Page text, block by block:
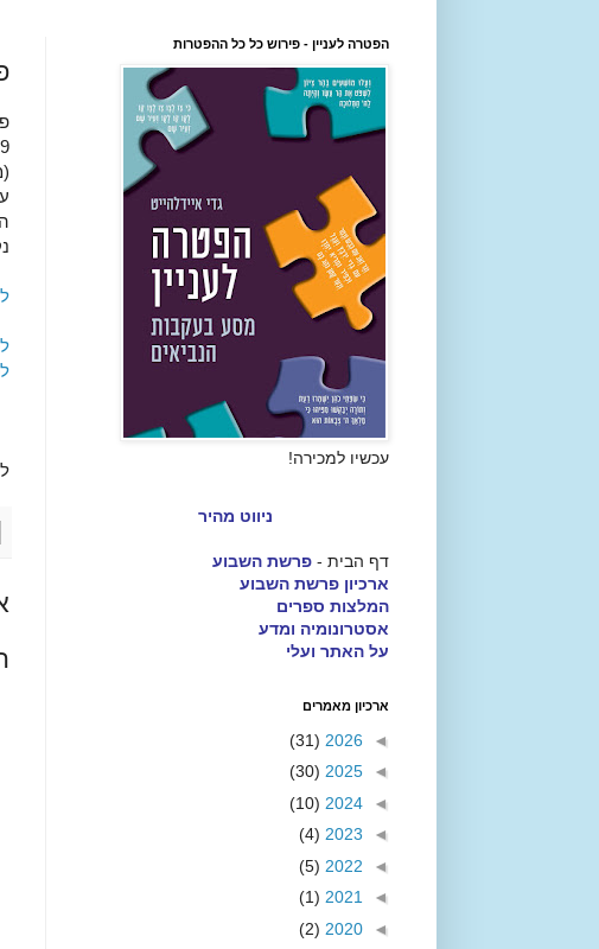
הפטרה לעניין - פירוש כל כל ההפטרות
עכשיו למכירה!
ניווט מהיר
דף הבית - פרשת השבוע
ארכיון פרשת השבוע
המלצות ספרים
אסטרונומיה ומדע
על האתר ועלי
ארכיון מאמרים
◄
2026
(31)
◄
2025
(30)
◄
2024
(10)
◄
2023
(4)
◄
2022
(5)
◄
2021
(1)
◄
2020
(2)